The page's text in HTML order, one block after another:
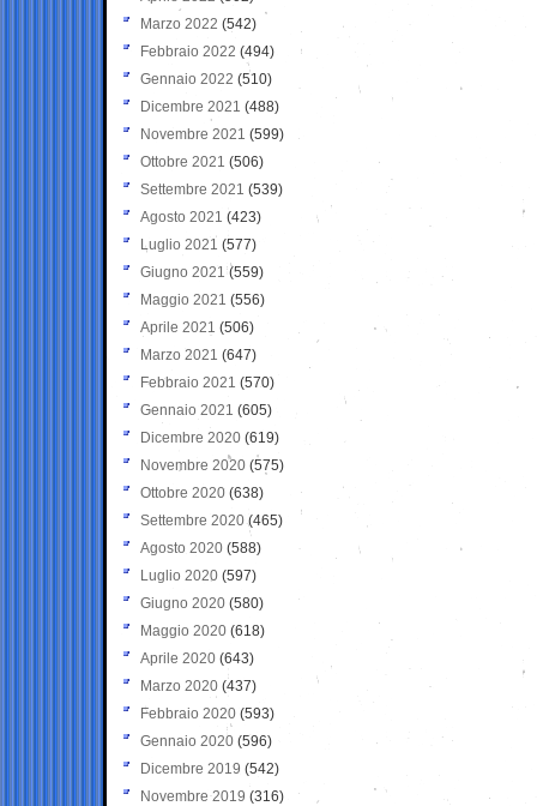
Marzo 2022 (542)
Febbraio 2022 (494)
Gennaio 2022 (510)
Dicembre 2021 (488)
Novembre 2021 (599)
Ottobre 2021 (506)
Settembre 2021 (539)
Agosto 2021 (423)
Luglio 2021 (577)
Giugno 2021(559)
Maggio 2021 (556)
Aprile 2021 (506)
Marzo 2021 (647)
Febbraio 2021 (570)
Gennaio 2021 (605)
Dicembre 2020 (619)
Novembre 2020 (575)
Ottobre 2020 (638)
Settembre 2020(465)
Agosto 2020 (588)
Luglio 2020 (597)
Giugno 2020 (580)
Maggio 2020 (618)
Aprile 2020 (643)
Marzo 2020 (437)
Febbraio 2020 (593)
Gennaio 2020 (596)
Dicembre 2019 (542)
Novembre 2019 (316)